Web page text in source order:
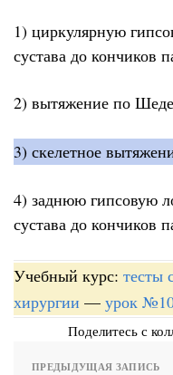
1) циркулярную
сустава до кончиков
2) вытяжение по Шеде
3) скелетное
4) заднюю гипсовую
сустава до кончиков
Учебный курс: тесты
хирургии — урок
Поделитесь с
ПРЕДЫДУЩАЯ ЗАПИСЬ